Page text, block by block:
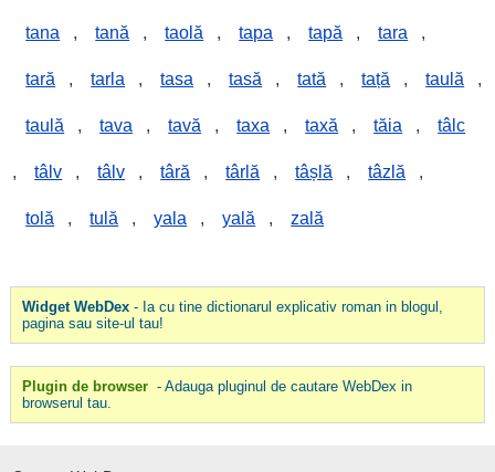
tana , tană , taolă , tapa , tapă , tara ,
tară , tarla , tasa , tasă , tată , tață , taulă ,
taulă , tava , tavă , taxa , taxă , tăia , tâlc
, tâlv , tâlv , târă , târlă , tâșlă , tâzlă ,
tolă , tulă , yala , yală , zală
Widget WebDex- Ia cu tine dictionarul explicativ roman in blogul,
pagina sau site-ul tau!
Plugin de browser - Adauga pluginul de cautare WebDex in
browserul tau.